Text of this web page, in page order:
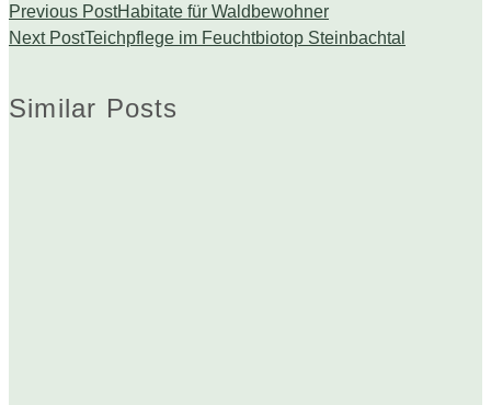
Previous PostHabitate für Waldbewohner
Next PostTeichpflege im Feuchtbiotop Steinbachtal
Similar Posts